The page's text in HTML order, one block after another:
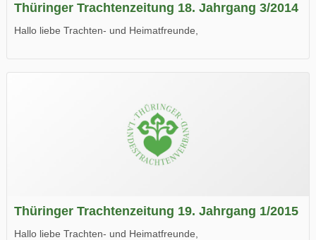
Thüringer Trachtenzeitung 18. Jahrgang 3/2014
Hallo liebe Trachten- und Heimatfreunde,
Wir wünschen Euch viel Spaß beim Lesen.
Thüringer Trachtenzeitung 19. Jahrgang 1/2015
Hallo liebe Trachten- und Heimatfreunde,